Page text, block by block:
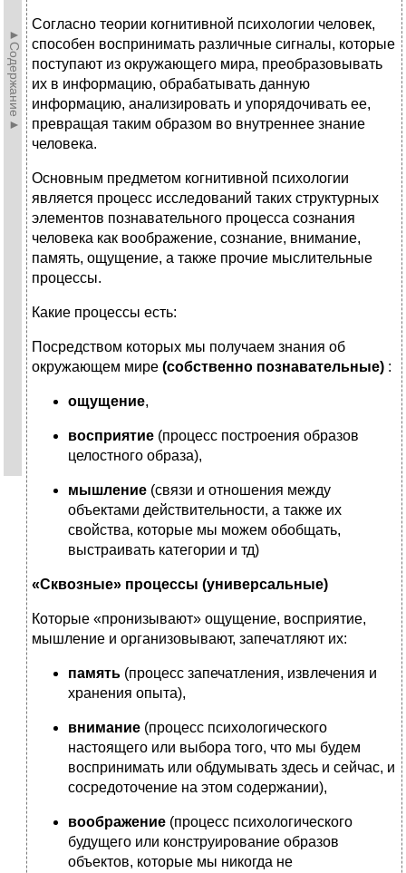
►Содержание►
Согласно теории когнитивной психологии человек,
способен воспринимать различные сигналы, которые
поступают из окружающего мира, преобразовывать
их в информацию, обрабатывать данную
информацию, анализировать и упорядочивать ее,
превращая таким образом во внутреннее знание
человека.
Основным предметом когнитивной психологии
является процесс исследований таких структурных
элементов познавательного процесса сознания
человека как воображение, сознание, внимание,
память, ощущение, а также прочие мыслительные
процессы.
Какие процессы есть:
Посредством которых мы получаем знания об
окружающем мире (собственно познавательные) :
ощущение,
восприятие (процесс построения образов
целостного образа),
мышление (связи и отношения между
объектами действительности, а также их
свойства, которые мы можем обобщать,
выстраивать категории и тд)
«Сквозные» процессы (универсальные)
Которые «пронизывают» ощущение, восприятие,
мышление и организовывают, запечатляют их:
память (процесс запечатления, извлечения и
хранения опыта),
внимание (процесс психологического
настоящего или выбора того, что мы будем
воспринимать или обдумывать здесь и сейчас, и
сосредоточение на этом содержании),
воображение (процесс психологического
будущего или конструирование образов
объектов, которые мы никогда не